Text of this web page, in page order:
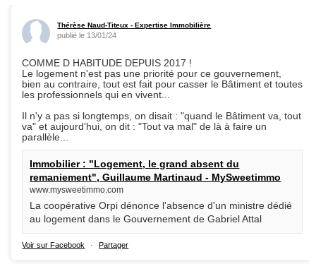
Thérèse Naud-Titeux - Expertise Immobilière
publié le 13/01/24
COMME D HABITUDE DEPUIS 2017 !
Le logement n'est pas une priorité pour ce gouvernement,
bien au contraire, tout est fait pour casser le Bâtiment et toutes
les professionnels qui en vivent...
Il n'y a pas si longtemps, on disait : "quand le Bâtiment va, tout
va" et aujourd'hui, on dit : "Tout va mal" de là à faire un
parallèle...
Immobilier : "Logement, le grand absent du
remaniement", Guillaume Martinaud - MySweetimmo
www.mysweetimmo.com
La coopérative Orpi dénonce l'absence d'un ministre dédié
au logement dans le Gouvernement de Gabriel Attal
Voir sur Facebook · Partager